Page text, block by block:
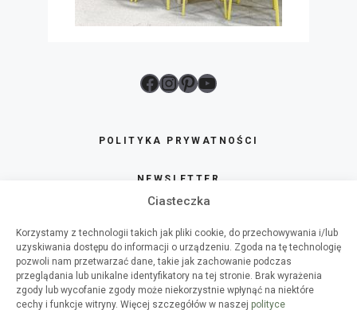
Ciasteczka
Korzystamy z technologii takich jak pliki cookie, do przechowywania i/lub
uzyskiwania dostępu do informacji o urządzeniu. Zgoda na tę technologię
pozwoli nam przetwarzać dane, takie jak zachowanie podczas
przeglądania lub unikalne identyfikatory na tej stronie. Brak wyrażenia
zgody lub wycofanie zgody może niekorzystnie wpłynąć na niektóre
cechy i funkcje witryny. Więcej szczegółów w naszej polityce
Facebook
Instagram
Pinterest
YouTube
POLITYKA PRYWATNOŚCI
NEWSLETTER
O HAART
WSPÓŁPRACA